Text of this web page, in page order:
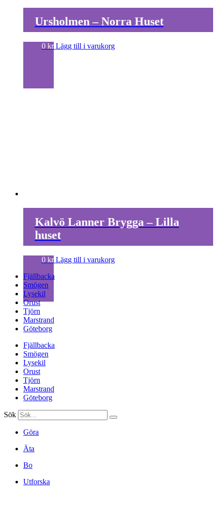
Ursholmen – Norra Huset
0 kr Lägg till i varukorg
Kalvö Lanner Brygga – Lilla
huset
0 kr Lägg till i varukorg
Fjällbacka
Smögen
Lysekil
Orust
Tjörn
Marstrand
Göteborg
Fjällbacka
Smögen
Lysekil
Orust
Tjörn
Marstrand
Göteborg
Sök
Göra
Äta
Bo
Utforska